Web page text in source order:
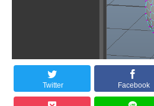
Twitter Facebook